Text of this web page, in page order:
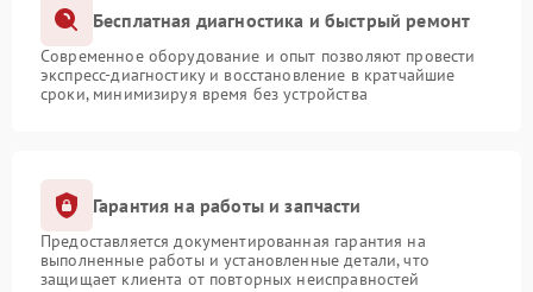
Бесплатная диагностика и быстрый ремонт
Современное оборудование и опыт позволяют провести
экспресс-диагностику и восстановление в кратчайшие
сроки, минимизируя время без устройства
Гарантия на работы и запчасти
Предоставляется документированная гарантия на
выполненные работы и установленные детали, что
защищает клиента от повторных неисправностей